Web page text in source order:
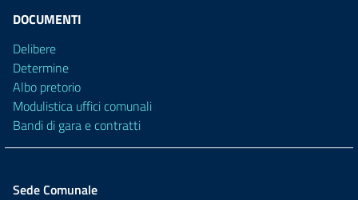
DOCUMENTI
Delibere
Determine
Albo pretorio
Modulistica uffici comunali
Bandi di gara e contratti
Sede Comunale